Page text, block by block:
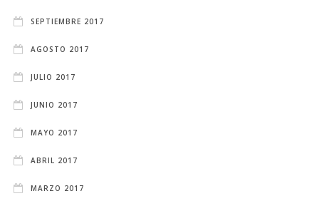
SEPTIEMBRE 2017
AGOSTO 2017
JULIO 2017
JUNIO 2017
MAYO 2017
ABRIL 2017
MARZO 2017